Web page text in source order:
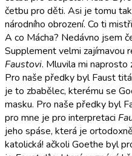
četbu pro děti. Asi je tomu
národního obrození. Co ti
A co Mácha? Nedávno jsem
Supplement velmi zajímavou
Faustovi. Mluvila mi naprosto
Pro naše předky byl Faust
je to zbabělec, kterému se
masku. Pro naše předky byl
pro mne je pro interpretaci
jeho spáse, která je
katolická! ačkoli Goethe byl